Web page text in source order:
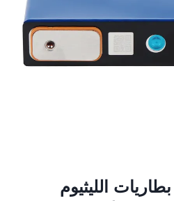
الليثيوم